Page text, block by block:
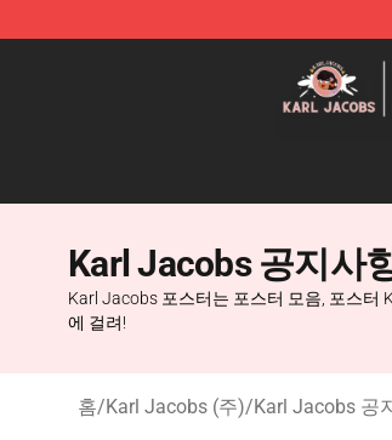
Karl Jacobs Store - Official Karl
Karl Jacobs 공지사
Karl Jacobs 포스터는 포스터 모음, 포스터
에 걸려!
홈/Karl Jacobs (주)/Karl Jacobs 공